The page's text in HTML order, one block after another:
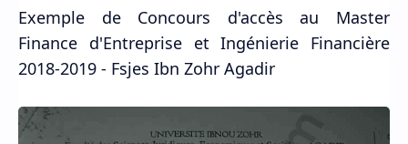
Exemple de Concours d'accès au Master
Finance d'Entreprise et Ingénierie Financière
2018-2019 - Fsjes Ibn Zohr Agadir